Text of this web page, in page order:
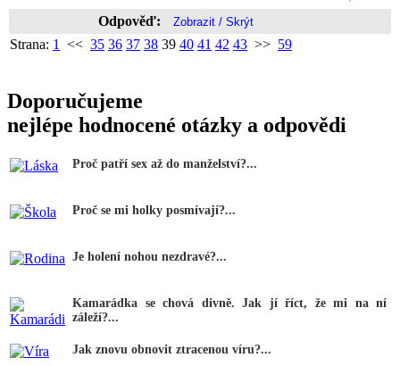
Odpověď:
Strana: 1 << 35 36 37 38 39 40 41 42 43 >> 59
Doporučujeme
nejlépe hodnocené otázky a odpovědi
Proč patří sex až do manželství?...
Proč se mi holky posmívají?...
Je holení nohou nezdravé?...
Kamarádka se chová divně. Jak jí říct, že mi na ní
záleží?...
Jak znovu obnovit ztracenou víru?...